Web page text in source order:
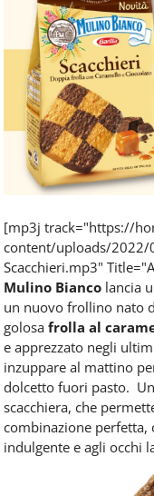
Service
tutte
le
novità
del
comparto
Horeca.
[mp3j track="https://
content/uploads/
Scacchieri.mp3"
Mulino Bianco lancia
un nuovo frollino nato
golosa frolla al
e apprezzato negli
inzuppare al mattino
dolcetto fuori pasto.
scacchiera, che
combinazione perfetta,
indulgente e agli occhi